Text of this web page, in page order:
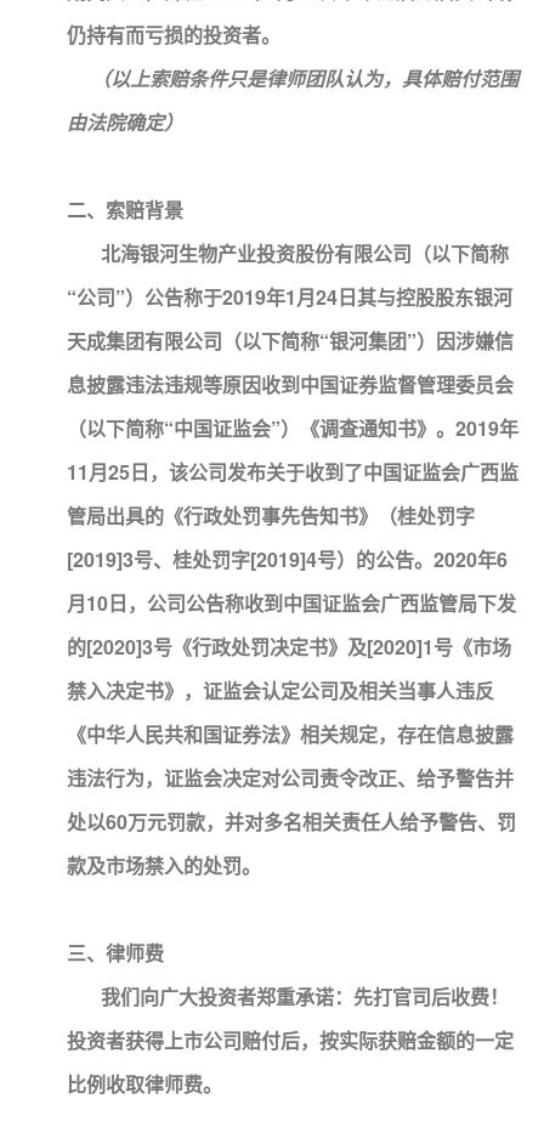
仍持有而亏损的投资者。
（以上索赔条件只是律师团队认为，具体赔付范围
由法院确定）
二、索赔背景
北海银河生物产业投资股份有限公司（以下简称
“公司”）公告称于2019年1月24日其与控股股东银河
天成集团有限公司（以下简称“银河集团”）因涉嫌信
息披露违法违规等原因收到中国证券监督管理委员会
（以下简称“中国证监会”）《调查通知书》。2019年
11月25日，该公司发布关于收到了中国证监会广西监
管局出具的《行政处罚事先告知书》（桂处罚字
[2019]3号、桂处罚字[2019]4号）的公告。2020年6
月10日，公司公告称收到中国证监会广西监管局下发
的[2020]3号《行政处罚决定书》及[2020]1号《市场
禁入决定书》，证监会认定公司及相关当事人违反
《中华人民共和国证券法》相关规定，存在信息披露
违法行为，证监会决定对公司责令改正、给予警告并
处以60万元罚款，并对多名相关责任人给予警告、罚
款及市场禁入的处罚。
三、律师费
我们向广大投资者郑重承诺：先打官司后收费！
投资者获得上市公司赔付后，按实际获赔金额的一定
比例收取律师费。